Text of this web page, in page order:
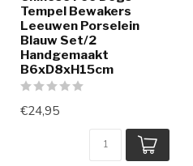
Tempel Bewakers
Leeuwen Porselein
Blauw Set/2
Handgemaakt
B6xD8xH15cm
€24,95